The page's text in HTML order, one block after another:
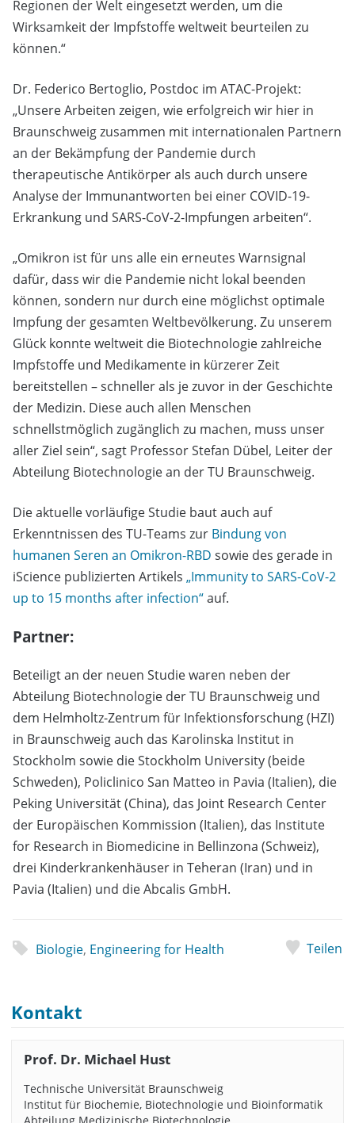
Regionen der Welt eingesetzt werden, um die
Wirksamkeit der Impfstoffe weltweit beurteilen zu
können.“
Dr. Federico Bertoglio, Postdoc im ATAC-Projekt:
„Unsere Arbeiten zeigen, wie erfolgreich wir hier in
Braunschweig zusammen mit internationalen Partnern
an der Bekämpfung der Pandemie durch
therapeutische Antikörper als auch durch unsere
Analyse der Immunantworten bei einer COVID-19-
Erkrankung und SARS-CoV-2-Impfungen arbeiten“.
„Omikron ist für uns alle ein erneutes Warnsignal
dafür, dass wir die Pandemie nicht lokal beenden
können, sondern nur durch eine möglichst optimale
Impfung der gesamten Weltbevölkerung. Zu unserem
Glück konnte weltweit die Biotechnologie zahlreiche
Impfstoffe und Medikamente in kürzerer Zeit
bereitstellen – schneller als je zuvor in der Geschichte
der Medizin. Diese auch allen Menschen
schnellstmöglich zugänglich zu machen, muss unser
aller Ziel sein“, sagt Professor Stefan Dübel, Leiter der
Abteilung Biotechnologie an der TU Braunschweig.
Die aktuelle vorläufige Studie baut auch auf
Erkenntnissen des TU-Teams zur Bindung von
humanen Seren an Omikron-RBD sowie des gerade in
iScience publizierten Artikels „Immunity to SARS-CoV-2
up to 15 months after infection“auf.
Partner:
Beteiligt an der neuen Studie waren neben der
Abteilung Biotechnologie der TU Braunschweig und
dem Helmholtz-Zentrum für Infektionsforschung (HZI)
in Braunschweig auch das Karolinska Institut in
Stockholm sowie die Stockholm University (beide
Schweden), Policlinico San Matteo in Pavia (Italien), die
Peking Universität (China), das Joint Research Center
der Europäischen Kommission (Italien), das Institute
for Research in Biomedicine in Bellinzona (Schweiz),
drei Kinderkrankenhäuser in Teheran (Iran) und in
Pavia (Italien) und die Abcalis GmbH.
Biologie, Engineering for Health Teilen
Kontakt
Prof. Dr. Michael Hust
Technische Universität Braunschweig
Institut für Biochemie, Biotechnologie und Bioinformatik